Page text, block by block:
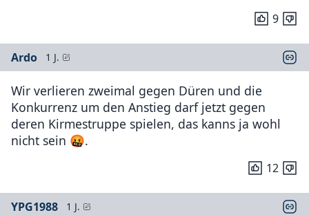
9
Ardo 1 J.
Wir verlieren zweimal gegen Düren und die
Konkurrenz um den Anstieg darf jetzt gegen
deren Kirmestruppe spielen, das kanns ja wohl
nicht sein 🤬.
12
YPG1988 1 J.